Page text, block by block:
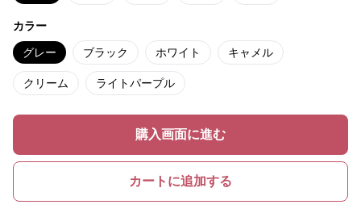
カラー
グレー ブラック ホワイト キャメル
クリーム ライトパープル
購入画面に進む
カートに追加する